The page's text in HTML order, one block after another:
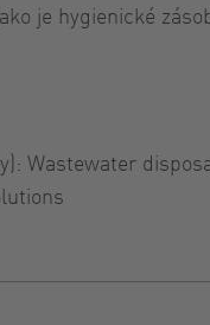
je hygienické
Wastewater